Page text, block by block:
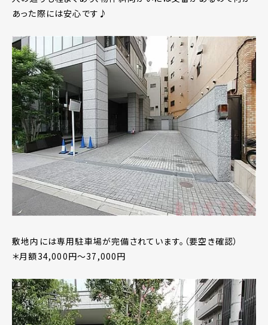
あった際には安心です♪
敷地内には専用駐車場が完備されています。（要空き確認）
＊月額34,000円～37,000円